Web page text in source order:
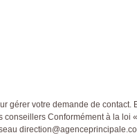
gérer votre demande de contact.
Conformément à la loi